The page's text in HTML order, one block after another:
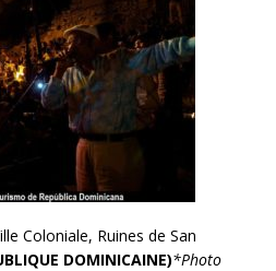
Coloniale, Ruines de San
DOMINICAINE)*Photo